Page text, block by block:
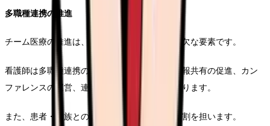
多職種連携の推進
チーム医療の推進は、現代の医療において不可欠な要素です。
看護師は多職種連携のキーパーソンとして、情報共有の促進、カン
ファレンスの運営、連携体制の構築などに携わります。
また、患者・家族との調整役としても重要な役割を担います。